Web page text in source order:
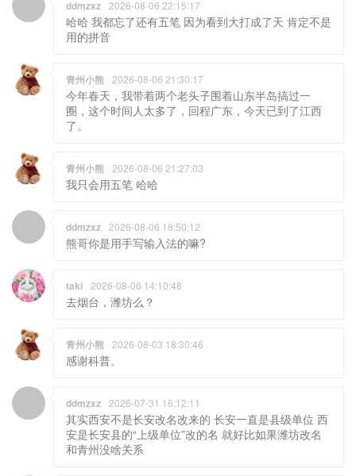
ddmzxz 2026-08-06 22:15:17
哈哈 我都忘了还有五笔 因为看到大打成了天 肯定不是
用的拼音
青州小熊 2026-08-06 21:30:17
今年春天，我带着两个老头子围着山东半岛搞过一
圈，这个时间人太多了，回程广东，今天已到了江西
了。
青州小熊 2026-08-06 21:27:03
我只会用五笔 哈哈
ddmzxz 2026-08-06 18:50:12
熊哥你是用手写输入法的嘛?
taki 2026-08-06 14:10:48
去烟台，潍坊么？
青州小熊 2026-08-03 18:30:46
感谢科普。
ddmzxz 2026-07-31 16:12:11
其实西安不是长安改名改来的 长安一直是县级单位 西
安是长安县的“上级单位”改的名 就好比如果潍坊改名
和青州没啥关系